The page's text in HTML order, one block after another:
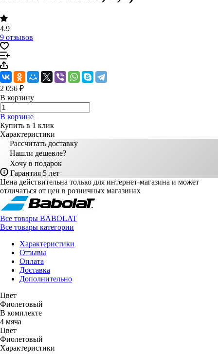
4.9
9 отзывов
2 056 ₽
В корзину
В корзине
Купить в 1 клик
Характеристики
Рассчитать доставку
Нашли дешевле?
Хочу в подарок
Гарантия 5 лет
Цена действительна только для интернет-магазина и может
отличаться от цен в розничных магазинах
Все товары BABOLAT
Все товары категории
Характеристики
Отзывы
Оплата
Доставка
Дополнительно
Цвет
Фиолетовый
В комплекте
4 мяча
Цвет
Фиолетовый
Характеристики